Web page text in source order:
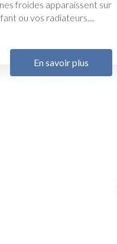
froides apparaissent sur
ou vos radiateurs....
En savoir plus